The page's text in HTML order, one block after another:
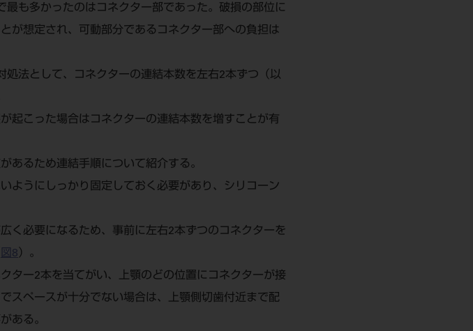
最も多かったのはコネクター部であった。破損の部位に
が想定され、可動部分であるコネクター部への負担は
処法として、コネクターの連結本数を左右2本ずつ（以
起こった場合はコネクターの連結本数を増すことが有
あるため連結手順について紹介する。
ようにしっかり固定しておく必要があり、シリコーン
く必要になるため、事前に左右2本ずつのコネクターを
図8 ）。
ター2本を当てがい、上顎のどの位置にコネクターが接
スペースが十分でない場合は、上顎側切歯付近まで配
ある。